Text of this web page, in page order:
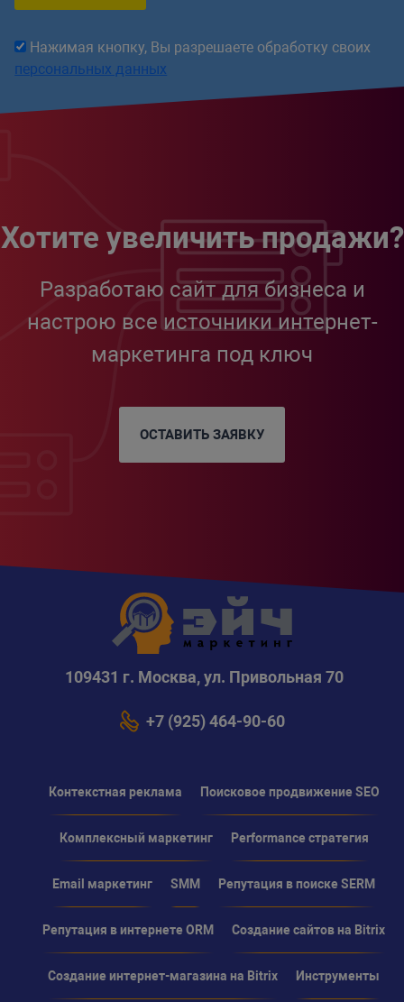
Нажимая кнопку, Вы разрешаете обработку своих
персональных данных
Хотите увеличить продажи?
Разработаю сайт для бизнеса и
настрою все источники интернет-
маркетинга под ключ
ОСТАВИТЬ ЗАЯВКУ
109431 г. Москва, ул. Привольная 70
+7 (925) 464-90-60
Контекстная реклама Поисковое продвижение SEO
Комплексный маркетинг Performance стратегия
Email маркетинг SMM Репутация в поиске SERM
Репутация в интернете ORM Создание сайтов на Bitrix
Создание интернет-магазина на Bitrix Инструменты